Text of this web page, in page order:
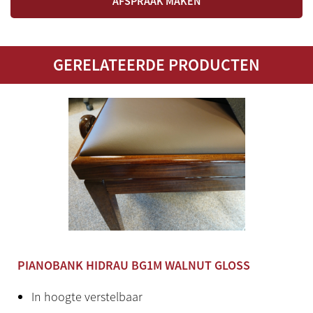
Bijzonderheden
In meerdere kleuren en zittingen te bestellen
GERELATEERDE PRODUCTEN
PIANOBANK HIDRAU BG1M WALNUT GLOSS
In hoogte verstelbaar